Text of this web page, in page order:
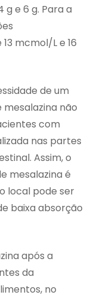
g e 6 g. Para a
mcmol/L e 16
de um
não
com
nas partes
Assim, o
mesalazina é
local pode ser
baixa absorção
após a
da
no